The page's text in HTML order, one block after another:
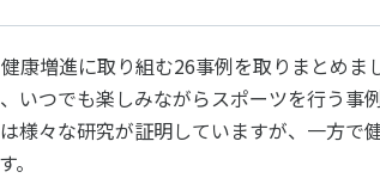
康増進に取り組む26事例を取りまとめま
いつでも楽しみながらスポーツを⾏う事
様々な研究が証明していますが、⼀⽅で